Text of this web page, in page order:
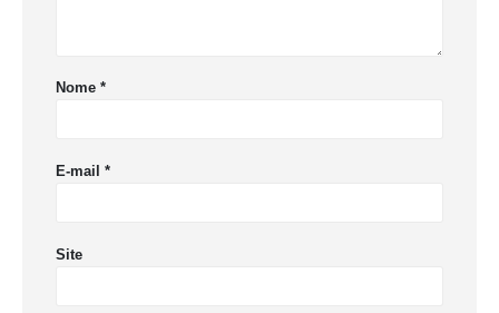
Nome *
E-mail *
Site